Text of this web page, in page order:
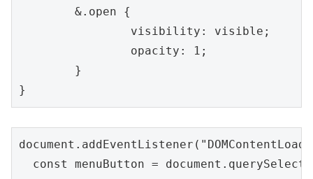
const menuButton =